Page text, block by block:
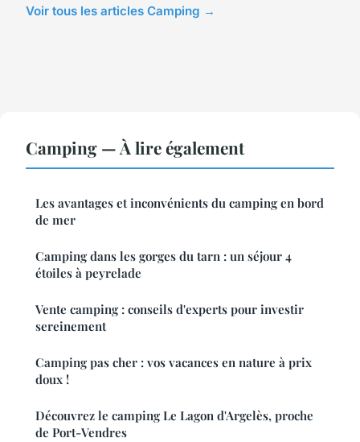
Voir tous les articles Camping →
Camping — À lire également
Les avantages et inconvénients du camping en bord
de mer
Camping dans les gorges du tarn : un séjour 4
étoiles à peyrelade
Vente camping : conseils d'experts pour investir
sereinement
Camping pas cher : vos vacances en nature à prix
doux !
Découvrez le camping Le Lagon d'Argelès, proche
de Port-Vendres